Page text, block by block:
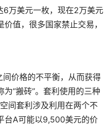
6万美元一枚，现在2万美元
值，很多国家禁止交易，
间价格的不平衡，从而获得
为“搬砖”。套利使用的三种
间套利涉及利用在两个不
台A可能以9,500美元的价